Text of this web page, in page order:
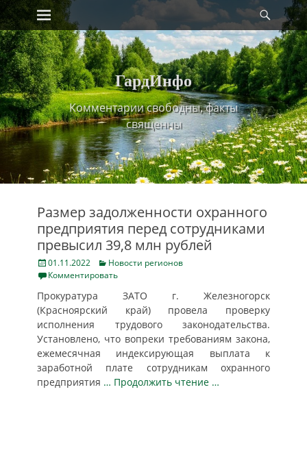
Skip
to
content
Primary Menu
ГардИнфо
Комментарии свободны, факты
священны
Размер задолженности охранного
предприятия перед сотрудниками
превысил 39,8 млн рублей
Posted
on
01.11.2022 Categories
Новости регионов
Комментировать
Прокуратура ЗАТО г. Железногорск
(Красноярский край) провела проверку
исполнения трудового законодательства.
Установлено, что вопреки требованиям закона,
ежемесячная индексирующая выплата к
заработной плате сотрудникам охранного
предприятия … Продолжить чтение …